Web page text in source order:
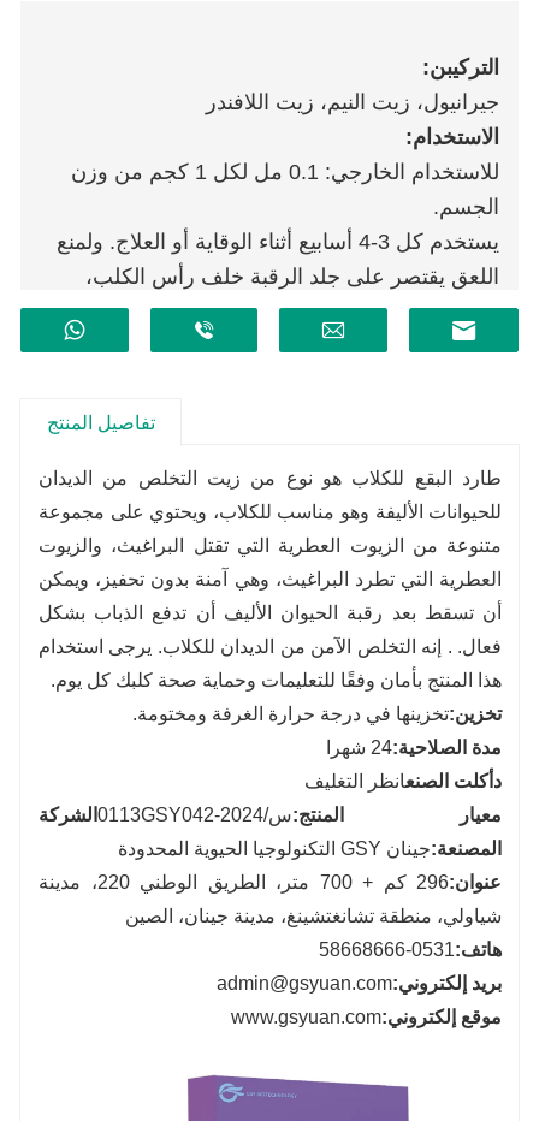
التركيبن:
جيرانيول، زيت النيم، زيت اللافندر
الاستخدام:
للاستخدام الخارجي: 0.1 مل لكل 1 كجم من وزن
الجسم.
يستخدم كل 3-4 أسابيع أثناء الوقاية أو العلاج. ولمنع
اللعق يقتصر على جلد الرقبة خلف رأس الكلب،
ويمكن تقسيمه إلى 3 إلى 4 قطرات.
تحديد:
تفاصيل المنتج
طارد البقع للكلاب هو نوع من زيت التخلص من الديدان
للحيوانات الأليفة وهو مناسب للكلاب، ويحتوي على مجموعة
متنوعة من الزيوت العطرية التي تقتل البراغيث، والزيوت
العطرية التي تطرد البراغيث، وهي آمنة بدون تحفيز، ويمكن
أن تسقط بعد رقبة الحيوان الأليف أن تدفع الذباب بشكل
فعال. . إنه التخلص الآمن من الديدان للكلاب. يرجى استخدام
هذا المنتج بأمان وفقًا للتعليمات وحماية صحة كلبك كل يوم.
تخزين:تخزينها في درجة حرارة الغرفة ومختومة.
مدة الصلاحية:24 شهرا
د أكلت الصنعانظر التغليف
معيار المنتج:س/0113GSY042-2024
الشركة
المصنعة:جينان GSY التكنولوجيا الحيوية المحدودة
عنوان:
296 كم + 700 متر، الطريق الوطني 220، مدينة
شياولي، منطقة تشانغتشينغ، مدينة جينان، الصين
هاتف:0531-58668666
بريد إلكتروني:admin@gsyuan.com
موقع إلكتروني:www.gsyuan.com